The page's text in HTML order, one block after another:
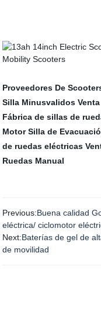
Proveedores De
Silla Minusvalidos
Fábrica de sillas de
Motor Silla de
de ruedas eléctricas
Ruedas Manual
Previous:Buena calidad
eléctrica/ ciclomotor
Next:Baterías de gel de
de movilidad